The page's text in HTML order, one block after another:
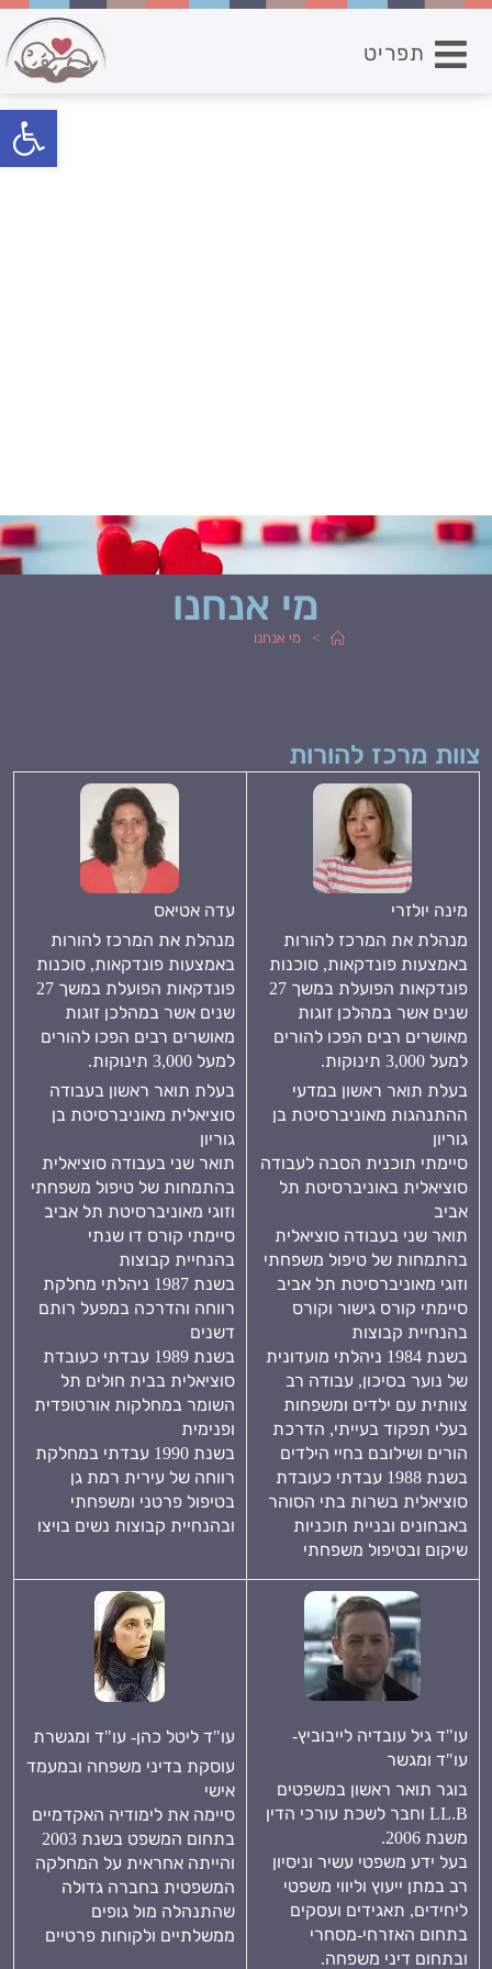
תפריט
מי אנחנו
> מי אנחנו
צוות מרכז להורות
מינה יולזרי
מנהלת את המרכז להורות
באמצעות פונדקאות, סוכנות
פונדקאות הפועלת במשך 27
שנים אשר במהלכן זוגות
מאושרים רבים הפכו להורים
למעל 3,000 תינוקות.
בעלת תואר ראשון במדעי
ההתנהגות מאוניברסיטת בן
גוריון
סיימתי תוכנית הסבה לעבודה
סוציאלית באוניברסיטת תל
אביב
תואר שני בעבודה סוציאלית
בהתמחות של טיפול משפחתי
וזוגי מאוניברסיטת תל אביב
סיימתי קורס גישור וקורס
בהנחיית קבוצות
בשנת 1984 ניהלתי מועדונית
של נוער בסיכון, עבודה רב
צוותית עם ילדים ומשפחות
בעלי תפקוד בעייתי, הדרכת
הורים ושילובם בחיי הילדים
בשנת 1988 עבדתי כעובדת
סוציאלית בשרות בתי הסוהר
באבחונים ובניית תוכניות
שיקום ובטיפול משפחתי
עדה אטיאס
מנהלת את המרכז להורות
באמצעות פונדקאות, סוכנות
פונדקאות הפועלת במשך 27
שנים אשר במהלכן זוגות
מאושרים רבים הפכו להורים
למעל 3,000 תינוקות.
בעלת תואר ראשון בעבודה
סוציאלית מאוניברסיטת בן
גוריון
תואר שני בעבודה סוציאלית
בהתמחות של טיפול משפחתי
וזוגי מאוניברסיטת תל אביב
סיימתי קורס דו שנתי
בהנחיית קבוצות
בשנת 1987 ניהלתי מחלקת
רווחה והדרכה במפעל רותם
דשנים
בשנת 1989 עבדתי כעובדת
סוציאלית בבית חולים תל
השומר במחלקות אורטופדית
ופנימית
בשנת 1990 עבדתי במחלקת
רווחה של עירית רמת גן
בטיפול פרטני ומשפחתי
ובהנחיית קבוצות נשים בויצו
עו"ד גיל עובדיה לייבוביץ-
עו"ד ומגשר
בוגר תואר ראשון במשפטים
LL.B וחבר לשכת עורכי הדין
משנת 2006.
בעל ידע משפטי עשיר וניסיון
רב במתן ייעוץ וליווי משפטי
ליחידים, תאגידים ועסקים
בתחום האזרחי-מסחרי
ובתחום דיני משפחה.
עו"ד ליטל כהן- עו"ד ומגשרת
עוסקת בדיני משפחה ובמעמד
אישי
סיימה את לימודיה האקדמיים
בתחום המשפט בשנת 2003
והייתה אחראית על המחלקה
המשפטית בחברה גדולה
שהתנהלה מול גופים
ממשלתיים ולקוחות פרטיים
פתח סרגל נגישות